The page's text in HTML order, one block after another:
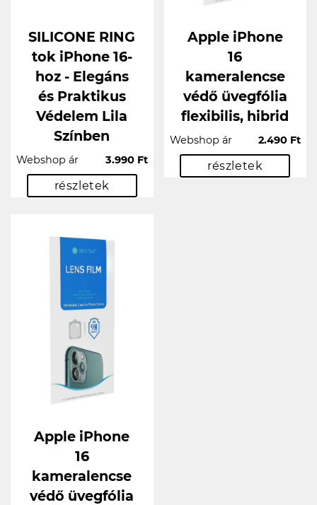
SILICONE RING
tok iPhone 16-
hoz - Elegáns
és Praktikus
Védelem Lila
Színben
Webshop ár 3.990 Ft
részletek
Apple iPhone
16
kameralencse
védő üvegfólia
flexibilis, hibrid
Webshop ár 2.490 Ft
részletek
Apple iPhone
16
kameralencse
védő üvegfólia